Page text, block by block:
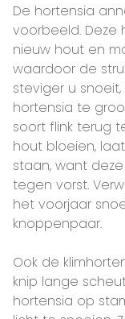
De hortensia
voorbeeld. Deze
nieuw hout en
waardoor de
steviger u
hortensia te
soort flink terug
hout bloeien,
staan, want
tegen vorst.
het voorjaar
knoppenpaar.
Ook de
knip lange
hortensia op